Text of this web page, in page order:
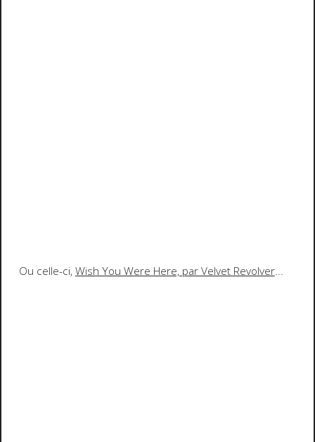
Ou celle-ci,Wish You Were Here, par Velvet Revolver...